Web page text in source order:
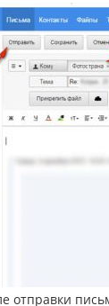
отправки